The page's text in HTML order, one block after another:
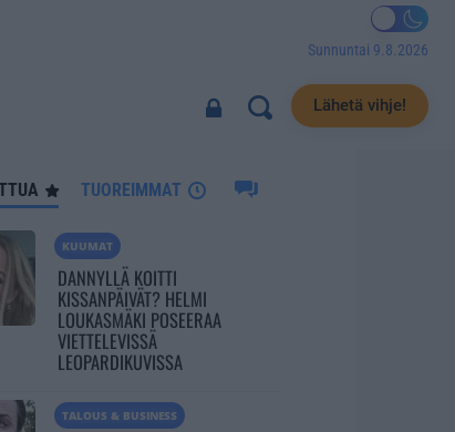
Sunnuntai 9.8.2026
Lähetä vihje!
TUOREIMMAT
KUUMAT
DANNYLLÄ KOITTI
KISSANPÄIVÄT? HELMI
LOUKASMÄKI POSEERAA
VIETTELEVISSÄ
LEOPARDIKUVISSA
TALOUS & BUSINESS